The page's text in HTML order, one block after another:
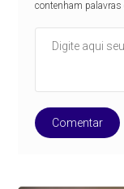
contenham palavras
Comentar